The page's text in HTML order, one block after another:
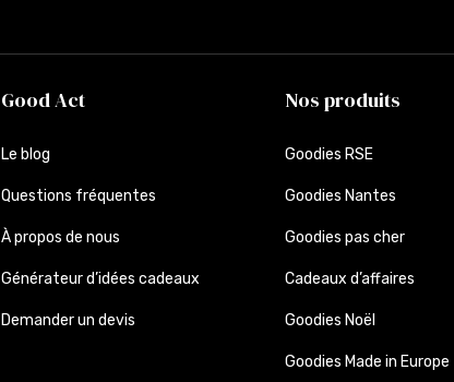
Good Act
Le blog
Questions fréquentes
À propos de nous
Générateur d’idées cadeaux
Demander un devis
Nos produits
Goodies RSE
Goodies Nantes
Goodies pas cher
Cadeaux d’affaires
Goodies Noël
Goodies Made in Europe